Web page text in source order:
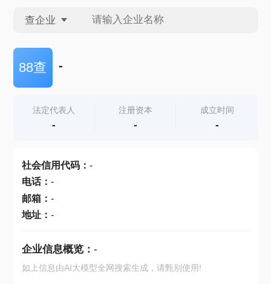
查企业
查企业
查产地
88查 -
法定代表人
-
注册资本
-
成立时间
-
社会信用代码： -
电话： -
邮箱： -
地址： -
企业信息概览： -
如上信息由AI大模型全网搜索生成，请甄别使用!